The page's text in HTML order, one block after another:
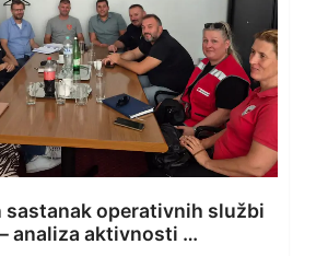
sastanak operativnih službi
analiza aktivnosti …